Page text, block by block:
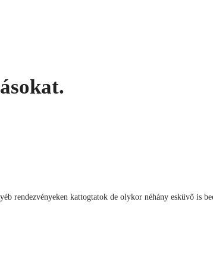
rendezvényeken kattogtatok de olykor néhány esküvő is